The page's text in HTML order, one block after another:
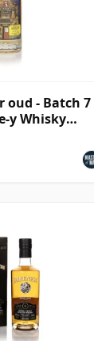
oud - Batch 7
y Whisky